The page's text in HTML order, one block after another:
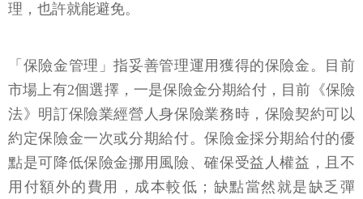
理，也許就能避免。
「保險金管理」指妥善管理運用獲得的保險金。目前
市場上有2個選擇，一是保險金分期給付，目前《保險
法》明訂保險業經營人身保險業務時，保險契約可以
約定保險金一次或分期給付。保險金採分期給付的優
點是可降低保險金挪用風險、確保受益人權益，且不
用付額外的費用，成本較低；缺點當然就是缺乏彈